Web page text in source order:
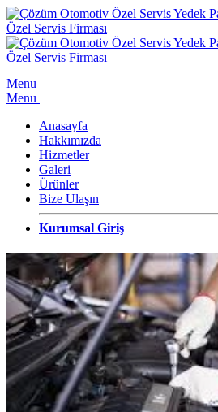
Menu
Menu
Anasayfa
Hakkımızda
Hizmetler
Galeri
Ürünler
Bize Ulaşın
Kurumsal Giriş